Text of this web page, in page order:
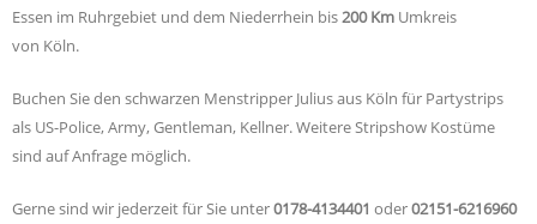
Essen im Ruhrgebiet und dem Niederrhein bis200 Km Umkreis
von Köln.
Buchen Sie den schwarzen Menstripper Julius aus Köln für Partystrips
als US-Police, Army, Gentleman, Kellner. Weitere Stripshow Kostüme
sind auf Anfrage möglich.
Gerne sind wir jederzeit für Sie unter0178-4134401 oder02151-6216960